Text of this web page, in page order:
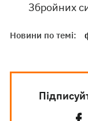
Збройних
Новини по темі: